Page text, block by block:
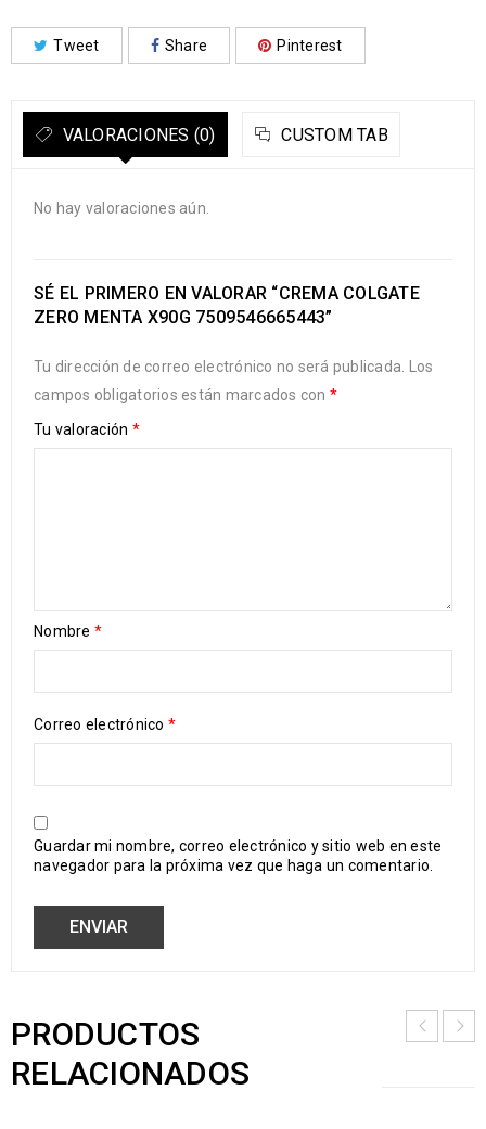
Tweet Share Pinterest
VALORACIONES (0) CUSTOM TAB
No hay valoraciones aún.
SÉ EL PRIMERO EN VALORAR “CREMA COLGATE
ZERO MENTA X90G 7509546665443”
Tu dirección de correo electrónico no será publicada.
Los
campos obligatorios están marcados con *
Tu valoración *
Nombre *
Correo electrónico *
Guardar mi nombre, correo electrónico y sitio web en este
navegador para la próxima vez que haga un comentario.
PRODUCTOS
RELACIONADOS